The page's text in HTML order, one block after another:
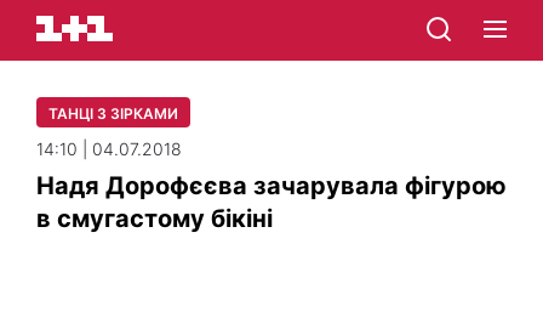
ТАНЦІ З ЗІРКАМИ
14:10 | 04.07.2018
Надя Дорофєєва зачарувала фігурою
в смугастому бікіні